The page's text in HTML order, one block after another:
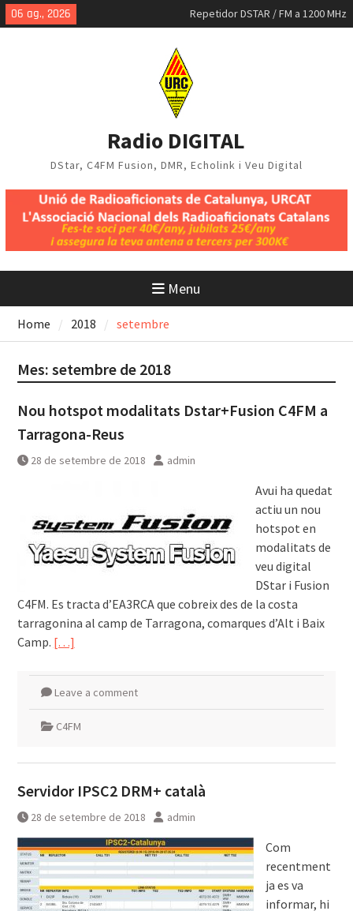
Skip
to
06 ag., 2026
Repetidor DSTAR / FM a 1200 MHz
MMDVM-IQ
Radio DIGITAL
DStar, C4FM Fusion, DMR, Echolink i Veu Digital
Menu
Home 2018 setembre
Mes: setembre de 2018
Nou hotspot modalitats Dstar+Fusion C4FM a
Tarragona-Reus
28 de setembre de 2018 admin
Avui ha quedat
actiu un nou
hotspot en
modalitats de
veu digital
DStar i Fusion
C4FM. Es tracta d’EA3RCA que cobreix des de la costa
tarragonina al camp de Tarragona, comarques d’Alt i Baix
Camp. […]
Leave a comment
C4FM
Servidor IPSC2 DRM+ català
28 de setembre de 2018 admin
Com
recentment
ja es va
informar, hi